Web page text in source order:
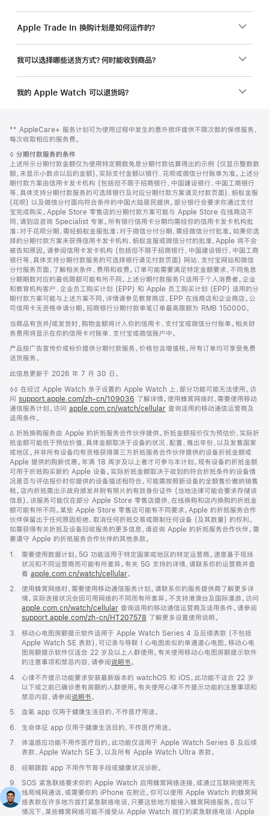
Apple Trade In 换购计划是如何运作的？
我可以选择哪些送货方式？何时能收到商品？
我的 Apple Watch 可以退货吗？
页
页
脚
脚
注
** AppleCare+ 服务计划可为使用过程中发生的意外损坏提供不限次数的保修服务，
每次收取相应的服务费。
脚
注
◊ 分期付款服务的条件
上述所示分期付款金额仅为使用特定期数免息分期付款估算得出的示例 (仅显示整数数
额，未显示小数点以后的金额)，实际支付金额以银行、花呗或微信分付账单为准。上述分
期付款方案由信用卡发卡机构 (包括但不限于招商银行、中国建设银行、中国工商银行
等，具体支持分期付款服务的可选择银行及对应分期付款方案请见付款页面)、蚂蚁金服
(花呗) 以及微信分付面向符合条件的中国大陆居民提供。部分银行会要求你通过支付
宝完成购买。Apple Store 零售店的分期付款方案可能与 Apple Store 在线商店不
同，请到店咨询 Specialist 专家。所有银行信用卡分期均需经你的信用卡发卡机构批
准；对于花呗分期，需经蚂蚁金服批准；对于微信分付分期，需经微信分付批准。如果你选
择的分期付款方案未获得信用卡发卡机构、蚂蚁金服或微信分付的批准，Apple 将不会
被告知原因。请参阅信用卡发卡机构 (包括但不限于招商银行、中国建设银行、中国工商
银行等，具体支持分期付款服务的可选择银行请见付款页面) 网站、支付宝网站和微信
分付服务页面，了解相关条件、费用和收费。订单可能需要满足特定金额要求，不同免息
分期期数对应的最低限额可能有所不同。上述分期付款服务只适用于个人消费者。企业
和教育机构客户、企业员工购买计划 (EPP) 和 Apple 员工购买计划 (EPP) 适用的分
期付款方案可能与上述方案不同，详情请参见教育商店、EPP 在线商店和企业商店。公
司信用卡无资格申请分期。招商银行分期付款单笔订单最高限额为 RMB 150000。
当商品有货并/或发货时，购物金额将计入你的信用卡、支付宝或微信分付账单。相关财
务费用将显示在你的信用卡对账单、支付宝或微信账户中。
产品按广告宣传价或标价提供分期付款服务。价格包含增值税。所有订单均可享受免费
送货服务。
此信息更新于 2026 年 7 月 30 日。
脚
注
◊◊ 在经过 Apple Watch 亲子设置的 Apple Watch 上，部分功能可能无法使用。访
问 support.apple.com/zh-cn/109036 (在
新
中
打
开)
了解详情。使用蜂窝网络时，需要使用移动
通信服务计划。访问 apple.com.cn/watch/cellular 查询适用的移动通信运营商及
适用条件。
脚
注
∆ 折抵换购服务由 Apple 的折抵服务合作伙伴提供。折抵金额报价仅为预估价，实际折
抵金额可能低于预估价值，具体金额取决于设备的状况、配置、推出年份，以及发售国家
或地区。并非所有设备均有资格获得第三方折抵服务合作伙伴提供的设备折抵金额或
Apple 提供的购新优惠。年满 18 周岁及以上者才可参与本计划。现有设备的折抵金额
可用于折抵购买新的 Apple 设备。实际折抵金额取决于收到的符合折抵条件的设备情
况是否与评估报价时你提供的设备描述相符合。可能需按照新设备的全额售价缴纳销售
税。店内折抵需出示政府颁发并附有照片的有效身份证件 (当地法律可能会要求存储该
信息)。该服务可能仅在部分 Apple Store 零售店提供，在线换购和店内换购的折抵金
额可能有所不同。某些 Apple Store 零售店可能有不同要求。Apple 的折抵服务合作
伙伴保留出于任何原因拒绝、取消任何折抵交易或限制任何设备 (及其数量) 的权利。
如需获得有关折抵及设备回收服务的更多信息，请咨询 Apple 的折抵服务合作伙伴。需
要遵守 Apple 的折抵服务合作伙伴的其他条款。
脚
1.
需要使用数据计划。5G 功能适用于特定国家或地区的特定运营商。速度基于现场
状况和不同运营商而可能有所差异。有关 5G 支持的详情，请联系你的运营商并查
看 apple.com.cn/watch/cellular。
脚
2.
使用蜂窝网络时，需要使用移动通信服务计划。请联系你的服务提供商了解更多详
情。实际连接状况会因可用网络的不同而有所差异。不支持港澳台及国际漫游。访问
apple.com.cn/watch/cellular 查询适用的移动通信运营商及适用条件。请参阅
support.apple.com/zh-cn/HT207578 (在
窗
口
中
开)
了解更多设置使用说明。
脚
3.
移动心电图房颤提示软件适用于 Apple Watch Series 4 及后续表款 (不包括
Apple Watch SE 表款)，可记录与导联 I 心电图类似的单通道心电图。移动心电
图房颤提示软件仅适合 22 岁及以上人群使用。有关使用移动心电图房颤提示软件
的注意事项和禁忌内容，请参阅说明书。
脚
4.
心律不齐提示功能要求安装最新版本的 watchOS 和 iOS。此功能不适合 22 岁
以下或之前已确诊患有房颤的人群使用。有关使用心律不齐提示功能的注意事项和
禁忌内容，请参阅说明书。
脚
5. 血氧 app 仅用于健康生活目的，不作医疗用途。
脚
6. 生命体征 app 仅用于健康生活目的，不作医疗用途。
脚7.
体温感应功能不用作医疗目的。此功能仅适用于 Apple Watch Series 8 及后续
表款、Apple Watch SE 3，以及所有 Apple Watch Ultra 表款。
脚
8. 经期跟踪 app 不用作节育手段或健康状况诊断。
脚
注
9.
SOS 紧急联络要求你的 Apple Watch 启用蜂窝网络连接，或通过互联网使用无
线局域网通话，或需要你的 iPhone 在附近。你可以使用 Apple Watch 的蜂窝网
络表款在许多地方拨打紧急联络电话，只要这些地方能接入蜂窝网络服务。在以下
情况下，某些蜂窝网络可能不接受从 Apple Watch 拨打的紧急联络电话：Apple